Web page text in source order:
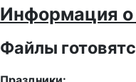
Информация о
Файлы